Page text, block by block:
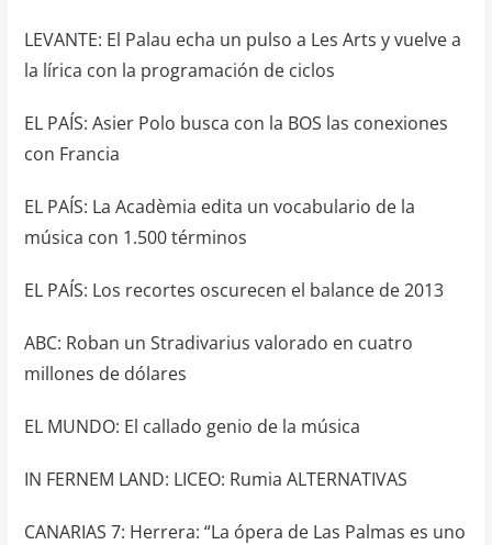
LEVANTE: El Palau echa un pulso a Les Arts y vuelve a
la lírica con la programación de ciclos
EL PAÍS: Asier Polo busca con la BOS las conexiones
con Francia
EL PAÍS: La Acadèmia edita un vocabulario de la
música con 1.500 términos
EL PAÍS: Los recortes oscurecen el balance de 2013
ABC: Roban un Stradivarius valorado en cuatro
millones de dólares
EL MUNDO: El callado genio de la música
IN FERNEM LAND: LICEO: Rumia ALTERNATIVAS
CANARIAS 7: Herrera: “La ópera de Las Palmas es uno